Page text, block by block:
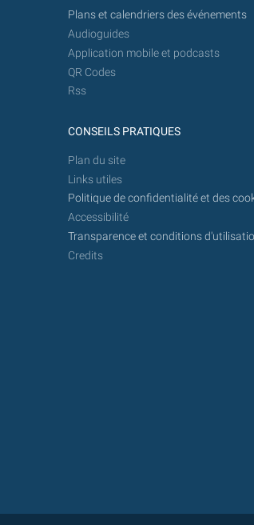
Plans et calendriers des événements
Audioguides
Application mobile et podcasts
QR Codes
Rss
CONSEILS PRATIQUES
Plan du site
Links utiles
Politique de confidentialité et des
Accessibilité
Transparence et conditions
Credits